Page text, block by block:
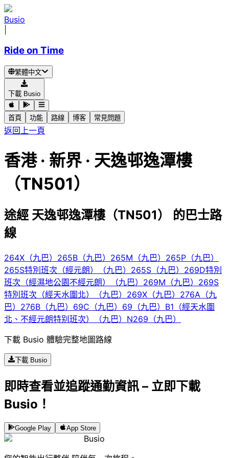
Busio
Ride on Time
繁體中文
下載 Busio
首頁 功能 路線 博客 常見問題
返回上一頁
香港 · 新界 · 天逸邨逸潭樓
（TN501）
途經 天逸邨逸潭樓（TN501） 的巴士路
線
264X（九巴） 265B（九巴） 265M（九巴） 265P（九巴）
265S特別班次（經元朗）（九巴） 265S（九巴） 269D特別
班次（經濕地公園不經元朗）（九巴） 269M（九巴） 269S
特別班次（經天水圍北）（九巴） 269X（九巴） 276A（九
巴） 276B（九巴） 69C（九巴） 69（九巴） B1（經天水圍
北、不經元朗特别班次）（九巴） N269（九巴）
下載 Busio 體驗完整地圖路線
下載 Busio
即時查看並追蹤通勤資訊 – 立即下載
Busio！
Google Play App Store
Busio